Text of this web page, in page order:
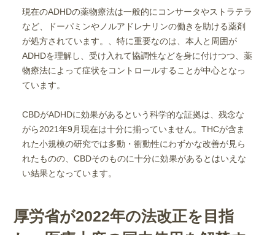
現在のADHDの薬物療法は一般的にコンサータやストラテラ
など、ドーパミンやノルアドレナリンの働きを助ける薬剤
が処方されています。、特に重要なのは、本人と周囲が
ADHDを理解し、受け入れて協調性などを身に付けつつ、薬
物療法によって症状をコントロールすることが中心となっ
ています。
CBDがADHDに効果があるという科学的な証拠は、残念な
がら2021年9月現在は十分に揃っていません。THCが含ま
れた小規模の研究では多動・衝動性にわずかな改善が見ら
れたものの、CBDそのものに十分に効果があるとはいえな
い結果となっています。
厚労省が2022年の法改正を目指